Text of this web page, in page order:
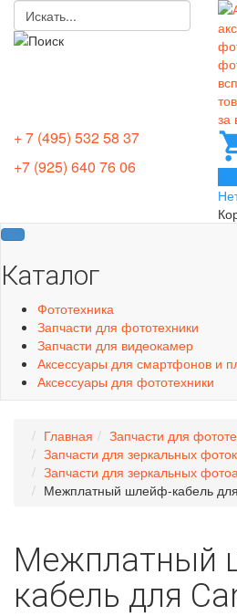
+ 7 (495) 532 58 37
+7 (925) 640 76 06
Каталог
Фототехника
Запчасти для фототехники
Запчасти для видеокамер
Аксессуары для смартфонов и
Аксессуары для фототехники
Главная
Запчасти для
Запчасти для зеркальных
Запчасти для зеркальных
Межплатный шлейф-кабель
Межплатный
кабель для